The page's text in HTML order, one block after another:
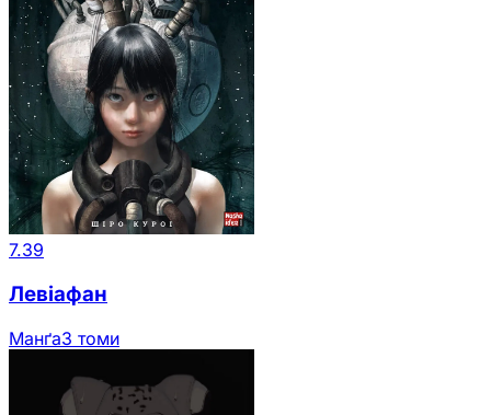
7.39
Левіафан
Манґа3 томи